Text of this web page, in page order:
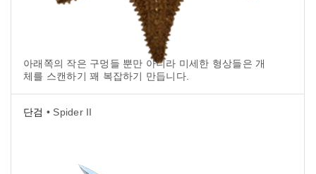
아래쪽의 작은 구멍들 뿐만 아니라 미세한 형상들은 개
체를 스캔하기 꽤 복잡하기 만듭니다.
단검 • Spider II